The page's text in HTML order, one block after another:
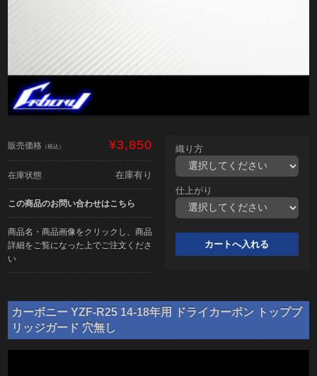
販売価格 （税込） ¥3,850
在庫状態 在庫有り
この商品のお問い合わせはこちら
商品名・商品画像をクリックし、商品
詳細をご覧になった上でご注文くださ
い
織り方
仕上がり
カーボニー YZF-R25 14-18年用 ドライカーボン トップブ
リッジガード 穴無し